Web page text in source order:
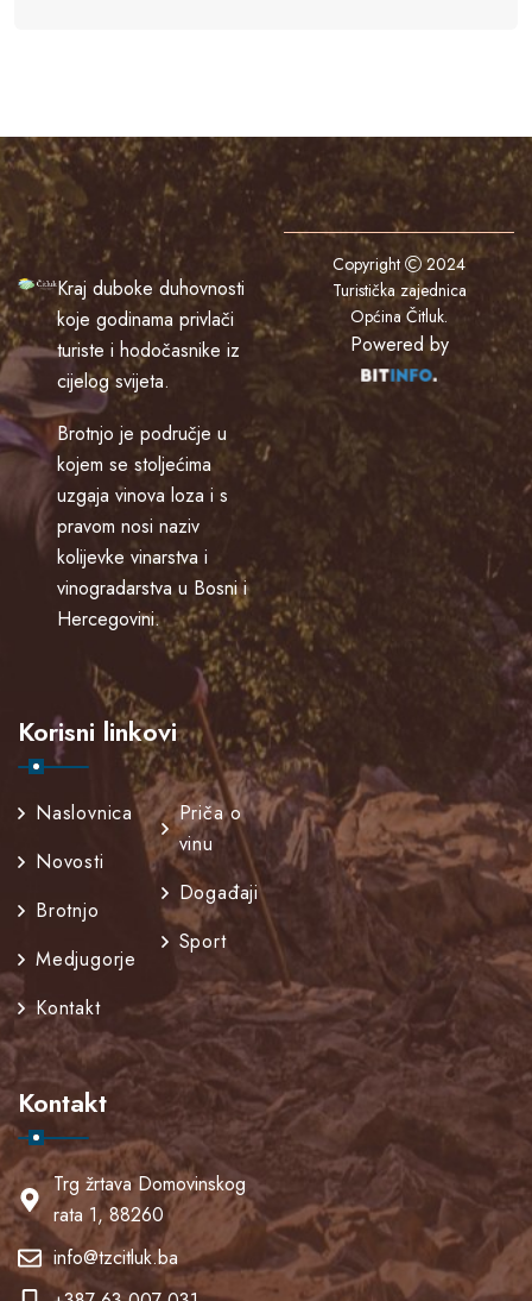
Kraj duboke duhovnosti
koje godinama privlači
turiste i hodočasnike iz
cijelog svijeta.
Brotnjo je područje u
kojem se stoljećima
uzgaja vinova loza i s
pravom nosi naziv
kolijevke vinarstva i
vinogradarstva u Bosni i
Hercegovini.
Korisni linkovi
Naslovnica
Novosti
Brotnjo
Medjugorje
Kontakt
Priča o
vinu
Događaji
Sport
Kontakt
Trg žrtava Domovinskog
rata 1, 88260
info@tzcitluk.ba
Copyright
2024
Turistička zajednica
Općina Čitluk.
Powered by